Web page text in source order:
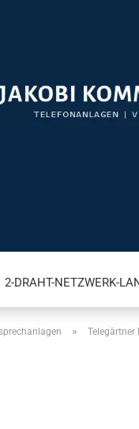
2-DRAHT-NETZWERK-
VIDEO
» Telegärtner